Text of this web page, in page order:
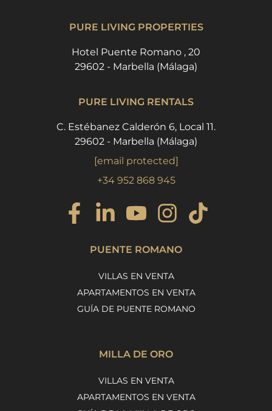
PURE LIVING PROPERTIES
Hotel Puente Romano , 20
29602 - Marbella (Málaga)
PURE LIVING RENTALS
C. Estébanez Calderón 6, Local 11.
29602 - Marbella (Málaga)
[email protected]
+34 952 868 945
PUENTE ROMANO
VILLAS EN VENTA
APARTAMENTOS EN VENTA
GUÍA DE PUENTE ROMANO
MILLA DE ORO
VILLAS EN VENTA
APARTAMENTOS EN VENTA